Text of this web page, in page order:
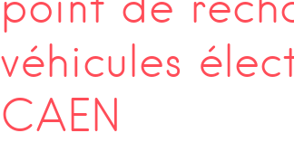
véhicules
CAEN